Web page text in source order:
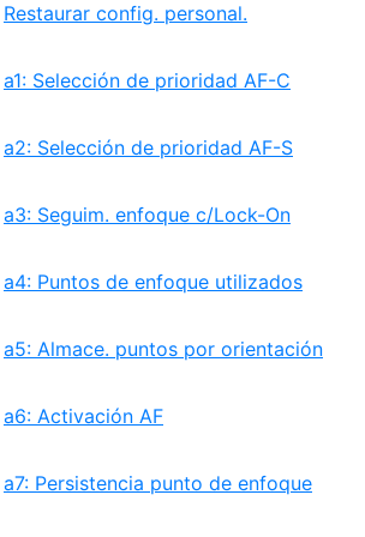
Restaurar config. personal.
a1: Selección de prioridad AF-C
a2: Selección de prioridad AF-S
a3: Seguim. enfoque c/Lock-On
a4: Puntos de enfoque utilizados
a5: Almace. puntos por orientación
a6: Activación AF
a7: Persistencia punto de enfoque